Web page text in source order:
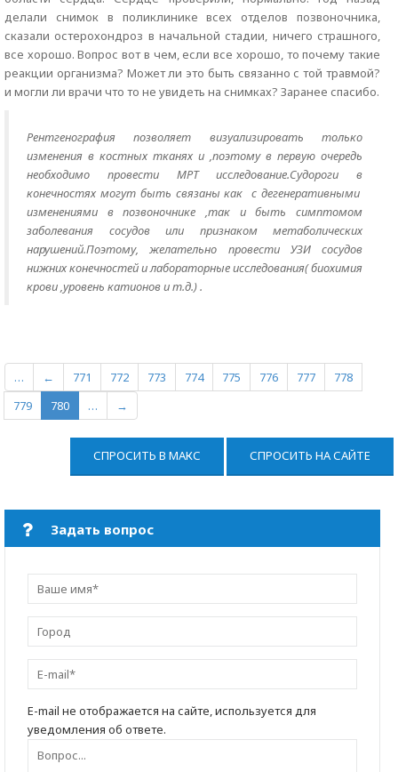
делали снимок в поликлинике всех отделов позвоночника,
сказали остерохондроз в начальной стадии, ничего страшного,
все хорошо. Вопрос вот в чем, если все хорошо, то почему такие
реакции организма? Может ли это быть связанно с той травмой?
и могли ли врачи что то не увидеть на снимках? Заранее спасибо.
Рентгенография позволяет визуализировать только
изменения в костных тканях и ,поэтому в первую очередь
необходимо провести МРТ исследование.Судороги в
конечностях могут быть связаны как с дегенеративными
изменениями в позвоночнике ,так и быть симптомом
заболевания сосудов или признаком метаболических
нарушений.Поэтому, желательно провести УЗИ сосудов
нижних конечностей и лабораторные исследования( биохимия
крови ,уровень катионов и т.д.) .
… ← 771 772 773 774 775 776 777
778
779
780 … →
СПРОСИТЬ В МАКС СПРОСИТЬ НА САЙТЕ
Задать вопрос
E-mail не отображается на сайте, используется для
уведомления об ответе.